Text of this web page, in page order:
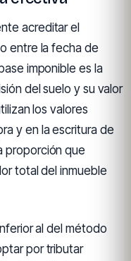
acreditar el
entre la fecha de
imponible es la
del suelo y su valor
los valores
y en la escritura de
proporción que
total del inmueble
al del método
por tributar